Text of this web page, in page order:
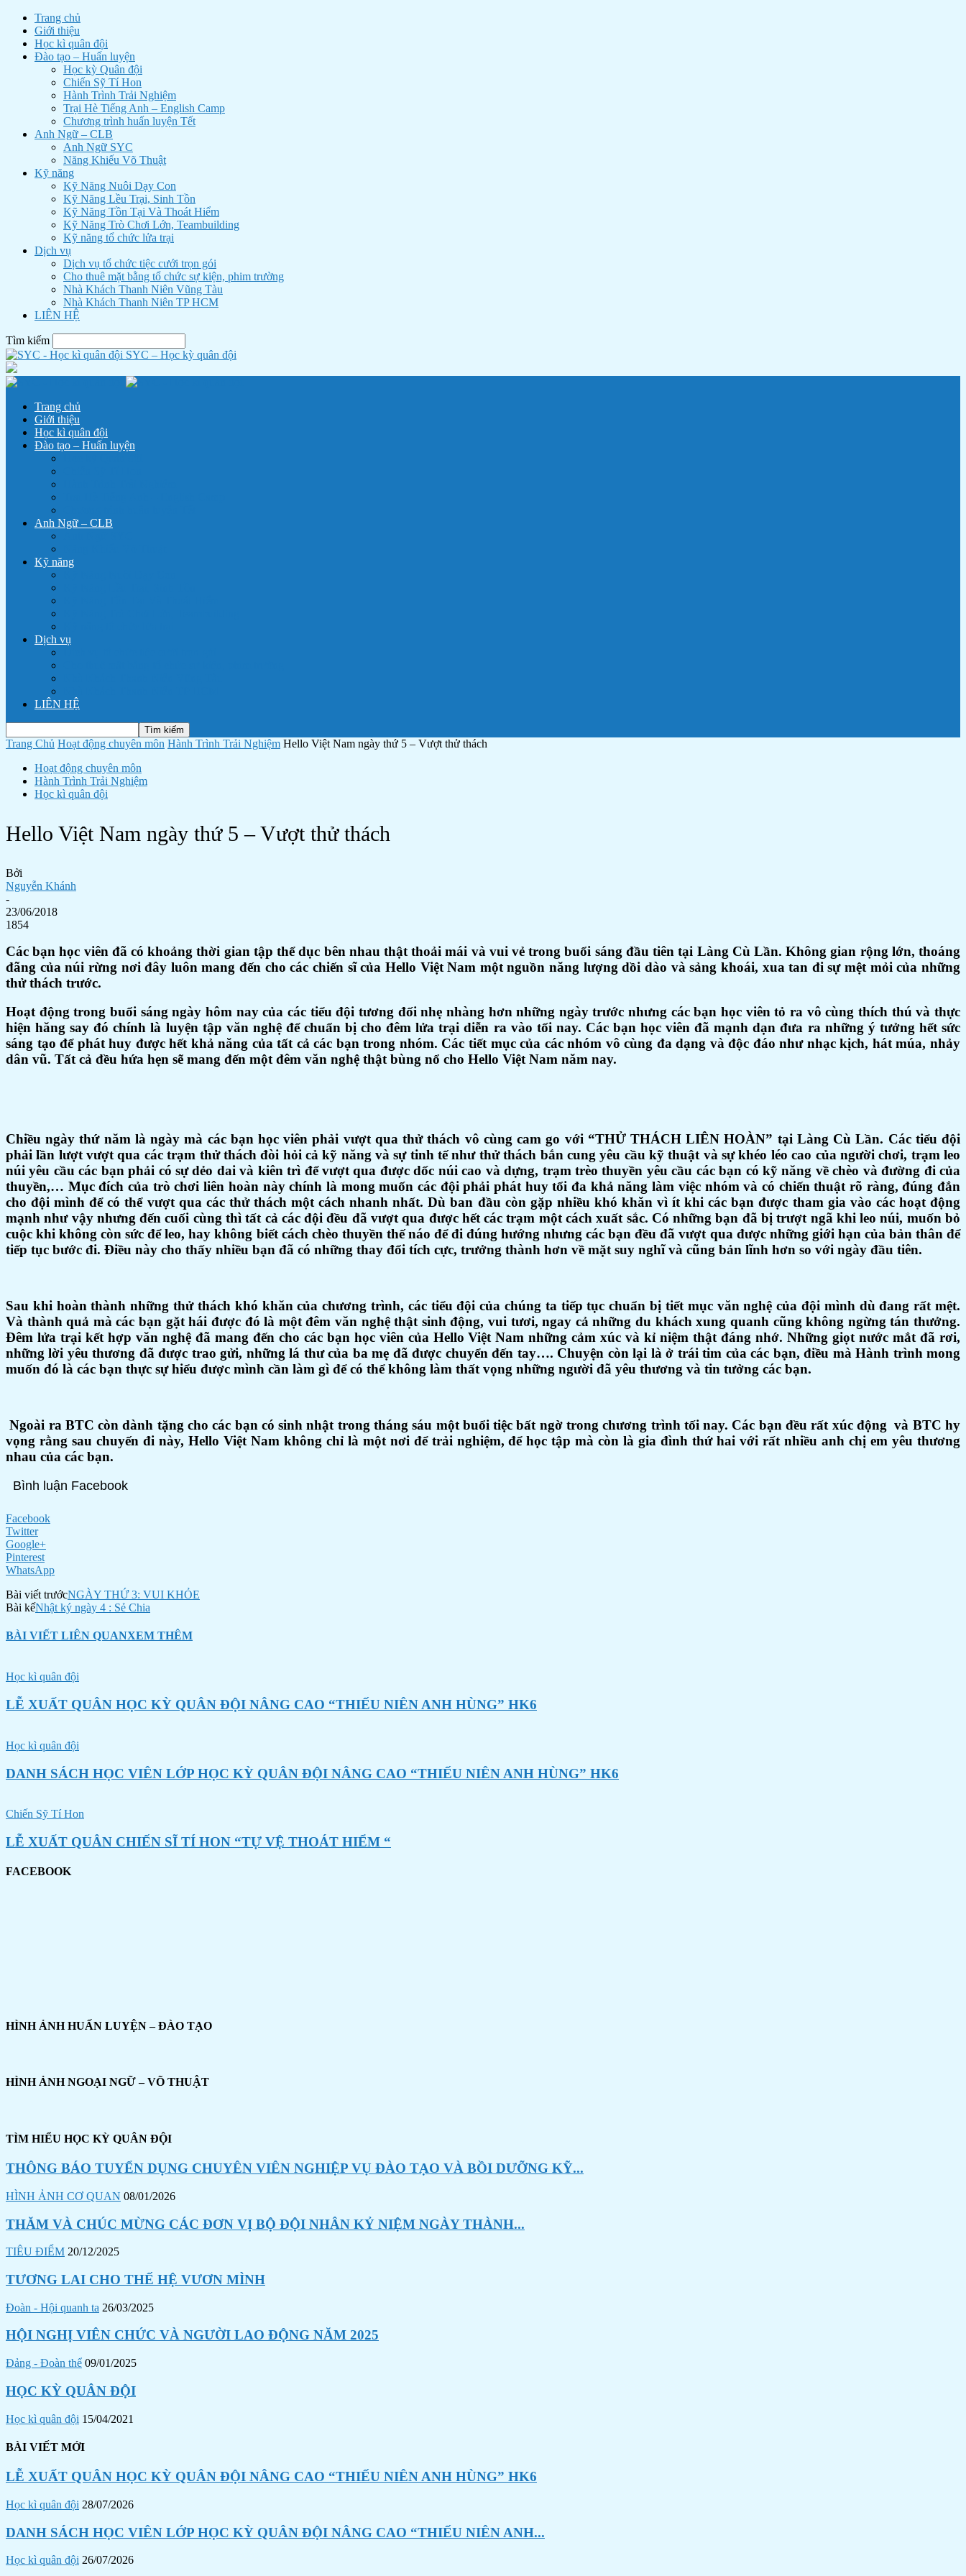
Trang chủ
Giới thiệu
Học kì quân đội
Đào tạo – Huấn luyện
Học kỳ Quân đội
Chiến Sỹ Tí Hon
Hành Trình Trải Nghiệm
Trại Hè Tiếng Anh – English Camp
Chương trình huấn luyện Tết
Anh Ngữ – CLB
Anh Ngữ SYC
Năng Khiếu Võ Thuật
Kỹ năng
Kỹ Năng Nuôi Dạy Con
Kỹ Năng Lều Trại, Sinh Tồn
Kỹ Năng Tồn Tại Và Thoát Hiểm
Kỹ Năng Trò Chơi Lớn, Teambuilding
Kỹ năng tổ chức lửa trại
Dịch vụ
Dịch vụ tổ chức tiệc cưới trọn gói
Cho thuê mặt bằng tổ chức sự kiện, phim trường
Nhà Khách Thanh Niên Vũng Tàu
Nhà Khách Thanh Niên TP HCM
LIÊN HỆ
Tìm kiếm
SYC – Học kỳ quân đội
Trang chủ
Giới thiệu
Học kì quân đội
Đào tạo – Huấn luyện
Anh Ngữ – CLB
Kỹ năng
Dịch vụ
LIÊN HỆ
Trang Chủ Hoạt động chuyên môn Hành Trình Trải Nghiệm Hello Việt Nam ngày thứ 5 – Vượt thử thách
Hoạt động chuyên môn
Hành Trình Trải Nghiệm
Học kì quân đội
Hello Việt Nam ngày thứ 5 – Vượt thử thách
Bởi
Nguyễn Khánh
-
23/06/2018
1854
Các bạn học viên đã có khoảng thời gian tập thể dục bên nhau thật thoải mái và vui vẻ trong buổi sáng đầu tiên tại Làng Cù Lần. Không gian rộng lớn, thoáng
đãng của núi rừng nơi đây luôn mang đến cho các chiến sĩ của Hello Việt Nam một nguồn năng lượng dồi dào và sảng khoái, xua tan đi sự mệt mỏi của những
thử thách trước.
Hoạt động trong buổi sáng ngày hôm nay của các tiểu đội tương đối nhẹ nhàng hơn những ngày trước nhưng các bạn học viên tỏ ra vô cùng thích thú và thực
hiện hăng say đó chính là luyện tập văn nghệ để chuẩn bị cho đêm lửa trại diễn ra vào tối nay. Các bạn học viên đã mạnh dạn đưa ra những ý tưởng hết sức
sáng tạo để phát huy được hết khả năng của tất cả các bạn trong nhóm. Các tiết mục của các nhóm vô cùng đa dạng và độc đáo như nhạc kịch, hát múa, nhảy
dân vũ. Tất cả đều hứa hẹn sẽ mang đến một đêm văn nghệ thật bùng nổ cho Hello Việt Nam năm nay.
Chiều ngày thứ năm là ngày mà các bạn học viên phải vượt qua thử thách vô cùng cam go với “THỬ THÁCH LIÊN HOÀN” tại Làng Cù Lần. Các tiểu đội
phải lần lượt vượt qua các trạm thử thách đòi hỏi cả kỹ năng và sự tinh tế như thử thách bắn cung yêu cầu kỹ thuật và sự khéo léo cao của người chơi, trạm leo
núi yêu cầu các bạn phải có sự dẻo dai và kiên trì để vượt qua được dốc núi cao và dựng, trạm trèo thuyền yêu cầu các bạn có kỹ năng về chèo và đường đi của
thuyền,… Mục đích của trò chơi liên hoàn này chính là mong muốn các đội phải phát huy tổi đa khả năng làm việc nhóm và có chiến thuật rõ ràng, đúng đắn
cho đội mình để có thể vượt qua các thử thách một cách nhanh nhất. Dù ban đầu còn gặp nhiều khó khăn vì ít khi các bạn được tham gia vào các hoạt động
mạnh như vậy nhưng đến cuối cùng thì tất cả các đội đều đã vượt qua được hết các trạm một cách xuất sắc. Có những bạn đã bị trượt ngã khi leo núi, muốn bỏ
cuộc khi không còn sức để leo, hay không biết cách chèo thuyền thế náo để đi đúng hướng nhưng các bạn đều đã vượt qua được những giới hạn của bản thân để
tiếp tục bước đi. Điều này cho thấy nhiều bạn đã có những thay đổi tích cực, trưởng thành hơn về mặt suy nghĩ và cũng bản lĩnh hơn so với ngày đầu tiên.
Sau khi hoàn thành những thử thách khó khăn của chương trình, các tiểu đội của chúng ta tiếp tục chuẩn bị tiết mục văn nghệ của đội mình dù đang rất mệt.
Và thành quả mà các bạn gặt hái được đó là một đêm văn nghệ thật sinh động, vui tươi, ngay cả những du khách xung quanh cũng không ngừng tán thưởng.
Đêm lửa trại kết hợp văn nghệ đã mang đến cho các bạn học viên của Hello Việt Nam những cảm xúc và kỉ niệm thật đáng nhớ. Những giọt nước mắt đã rơi,
những lời yêu thương đã được trao gửi, những lá thư của ba mẹ đã được chuyển đến tay…. Chuyện còn lại là ở trái tim của các bạn, điều mà Hành trình mong
muốn đó là các bạn thực sự hiểu được mình cần làm gì để có thể không làm thất vọng những người đã yêu thương và tin tưởng các bạn.
Ngoài ra BTC còn dành tặng cho các bạn có sinh nhật trong tháng sáu một buổi tiệc bất ngờ trong chương trình tối nay. Các bạn đều rất xúc động và BTC hy
vọng rằng sau chuyến đi này, Hello Việt Nam không chỉ là một nơi để trải nghiệm, để học tập mà còn là gia đình thứ hai với rất nhiều anh chị em yêu thương
nhau của các bạn.
Bình luận Facebook
Facebook
Twitter
Google+
Pinterest
WhatsApp
Bài viết trướcNGÀY THỨ 3: VUI KHỎE
Bài kếNhật ký ngày 4 : Sẻ Chia
BÀI VIẾT LIÊN QUANXEM THÊM
Học kì quân đội
LỄ XUẤT QUÂN HỌC KỲ QUÂN ĐỘI NÂNG CAO “THIẾU NIÊN ANH HÙNG” HK6
Học kì quân đội
DANH SÁCH HỌC VIÊN LỚP HỌC KỲ QUÂN ĐỘI NÂNG CAO “THIẾU NIÊN ANH HÙNG” HK6
Chiến Sỹ Tí Hon
LỄ XUẤT QUÂN CHIẾN SĨ TÍ HON “TỰ VỆ THOÁT HIỂM “
FACEBOOK
HÌNH ẢNH HUẤN LUYỆN – ĐÀO TẠO
HÌNH ẢNH NGOẠI NGỮ – VÕ THUẬT
TÌM HIỂU HỌC KỲ QUÂN ĐỘI
THÔNG BÁO TUYỂN DỤNG CHUYÊN VIÊN NGHIỆP VỤ ĐÀO TẠO VÀ BỒI DƯỠNG KỸ...
HÌNH ẢNH CƠ QUAN 08/01/2026
THĂM VÀ CHÚC MỪNG CÁC ĐƠN VỊ BỘ ĐỘI NHÂN KỶ NIỆM NGÀY THÀNH...
TIÊU ĐIỂM 20/12/2025
TƯƠNG LAI CHO THẾ HỆ VƯƠN MÌNH
Đoàn - Hội quanh ta 26/03/2025
HỘI NGHỊ VIÊN CHỨC VÀ NGƯỜI LAO ĐỘNG NĂM 2025
Đảng - Đoàn thể 09/01/2025
HỌC KỲ QUÂN ĐỘI
Học kì quân đội 15/04/2021
BÀI VIẾT MỚI
LỄ XUẤT QUÂN HỌC KỲ QUÂN ĐỘI NÂNG CAO “THIẾU NIÊN ANH HÙNG” HK6
Học kì quân đội 28/07/2026
DANH SÁCH HỌC VIÊN LỚP HỌC KỲ QUÂN ĐỘI NÂNG CAO “THIẾU NIÊN ANH...
Học kì quân đội 26/07/2026